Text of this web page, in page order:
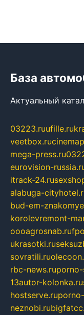
База
Актуальный
03223.ruufille.ru
veetbox.ru
mega-press.ru
eurovision-
itrack-24.ru
alabuga-
bud-em-
korolevremont-
oooagrosnab.ru
ukrasotki.ru
sovratili.ru
rbc-news.ru
13autor-kolonka.ru
hostserve.ru
neznobi.ru